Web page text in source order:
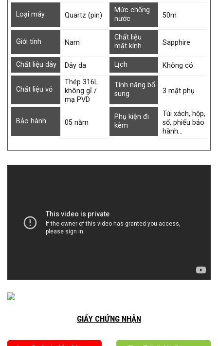
Loại máy Quartz (pin)
Mức chống
nước
50m
Giới tính Nam
Chất liệu
mặt kính
Sapphire
Chất liệu dây Dây da Lịch Không có
Chất liệu vỏ
Thép 316L
không gỉ /
mạ PVD
Tính năng bổ
sung
3 mặt phụ
Bảo hành 05 năm
Phụ kiện đi
kèm
Túi xách, hộp,
sổ, phiếu bảo
hành…
GIẤY CHỨNG NHẬN